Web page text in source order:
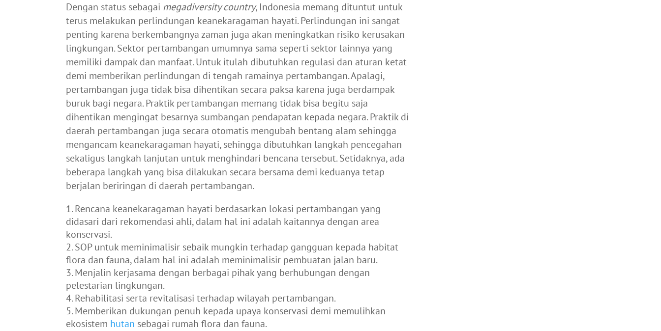
Dengan status sebagai megadiversity country, Indonesia memang dituntut untuk
terus melakukan perlindungan keanekaragaman hayati. Perlindungan ini sangat
penting karena berkembangnya zaman juga akan meningkatkan risiko kerusakan
lingkungan. Sektor pertambangan umumnya sama seperti sektor lainnya yang
memiliki dampak dan manfaat. Untuk itulah dibutuhkan regulasi dan aturan ketat
demi memberikan perlindungan di tengah ramainya pertambangan. Apalagi,
pertambangan juga tidak bisa dihentikan secara paksa karena juga berdampak
buruk bagi negara. Praktik pertambangan memang tidak bisa begitu saja
dihentikan mengingat besarnya sumbangan pendapatan kepada negara. Praktik di
daerah pertambangan juga secara otomatis mengubah bentang alam sehingga
mengancam keanekaragaman hayati, sehingga dibutuhkan langkah pencegahan
sekaligus langkah lanjutan untuk menghindari bencana tersebut. Setidaknya, ada
beberapa langkah yang bisa dilakukan secara bersama demi keduanya tetap
berjalan beriringan di daerah pertambangan.
Rencana keanekaragaman hayati berdasarkan lokasi pertambangan yang
didasari dari rekomendasi ahli, dalam hal ini adalah kaitannya dengan area
konservasi.
SOP untuk meminimalisir sebaik mungkin terhadap gangguan kepada habitat
flora dan fauna, dalam hal ini adalah meminimalisir pembuatan jalan baru.
Menjalin kerjasama dengan berbagai pihak yang berhubungan dengan
pelestarian lingkungan.
Rehabilitasi serta revitalisasi terhadap wilayah pertambangan.
Memberikan dukungan penuh kepada upaya konservasi demi memulihkan
ekosistem hutan sebagai rumah flora dan fauna.